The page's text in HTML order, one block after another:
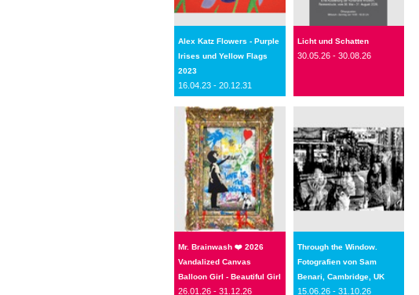
Alex Katz Flowers - Purple
Irises und Yellow Flags
2023
16.04.23 - 20.12.31
Licht und Schatten
30.05.26 - 30.08.26
Mr. Brainwash ❤️ 2026
Vandalized Canvas
Balloon Girl - Beautiful Girl
26.01.26 - 31.12.26
Through the Window.
Fotografien von Sam
Benari, Cambridge, UK
15.06.26 - 31.10.26